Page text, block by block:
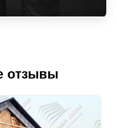
отзывы